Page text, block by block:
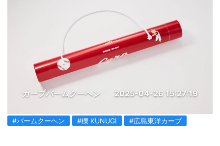
カープバームクーヘン 2025-04-26 15:27:19
#バームクーヘン #櫟 KUNUGI #広島東洋カープ